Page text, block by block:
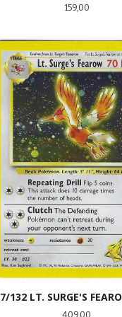
Pris
159,00
LES MER
7/132 LT. SURGE'S
Pris